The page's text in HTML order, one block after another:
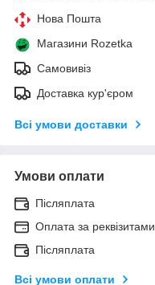
Нова Пошта
Магазини Rozetka
Самовивіз
Доставка кур'єром
Всі умови доставки
Умови оплати
Післяплата
Оплата за реквізитами
Післяплата
Всі умови оплати